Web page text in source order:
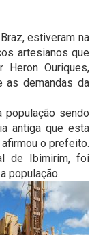
estiveram na
artesianos que
Heron Ouriques,
as demandas da
população sendo
antiga que esta
o prefeito.
de Ibimirim, foi
população.